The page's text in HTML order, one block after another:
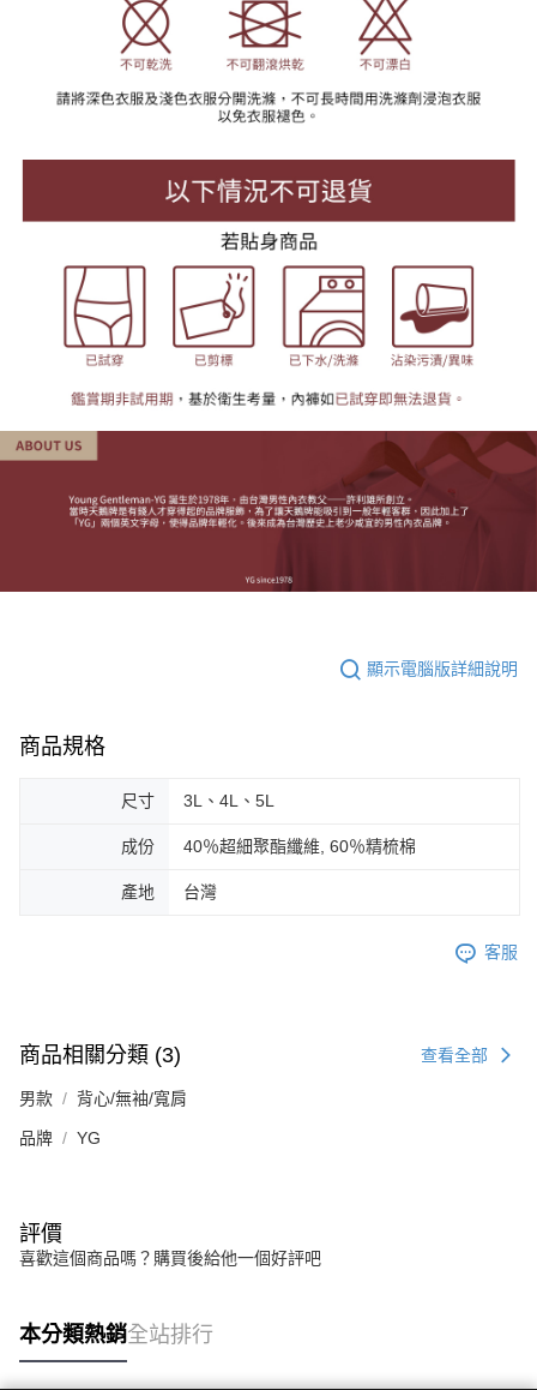
顯示電腦版詳細說明
商品規格
尺寸 3L、4L、5L
成份 40％超細聚酯纖維, 60％精梳棉
產地 台灣
客服
商品相關分類 (3) 查看全部
男款 背心/無袖/寬肩
品牌 YG
評價
喜歡這個商品嗎？購買後給他一個好評吧
本分類熱銷全站排行